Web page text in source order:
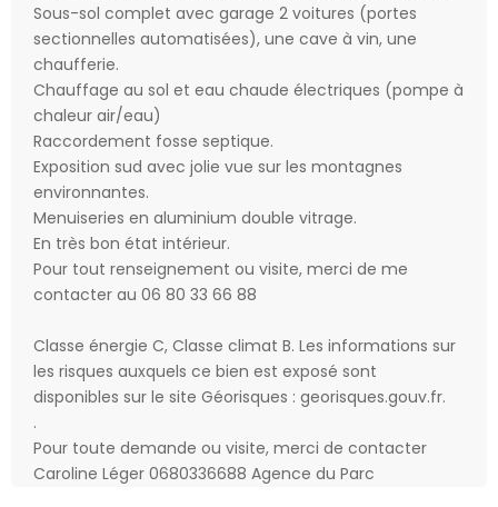
Sous-sol complet avec garage 2 voitures (portes
sectionnelles automatisées), une cave à vin, une
chaufferie.
Chauffage au sol et eau chaude électriques (pompe à
chaleur air/eau)
Raccordement fosse septique.
Exposition sud avec jolie vue sur les montagnes
environnantes.
Menuiseries en aluminium double vitrage.
En très bon état intérieur.
Pour tout renseignement ou visite, merci de me
contacter au 06 80 33 66 88
Classe énergie C, Classe climat B. Les informations sur
les risques auxquels ce bien est exposé sont
disponibles sur le site Géorisques : georisques.gouv.fr.
.
Pour toute demande ou visite, merci de contacter
Caroline Léger 0680336688 Agence du Parc